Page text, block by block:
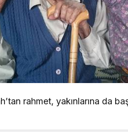
rahmet, yakınlarına da